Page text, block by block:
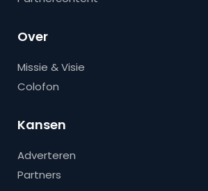
Over
Missie & Visie
Colofon
Kansen
Adverteren
Partners